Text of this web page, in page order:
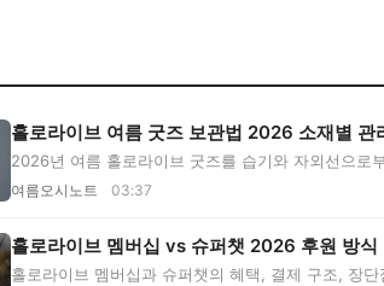
홀로라이브 여름 굿즈 보관법 2026 소재별 관
2026년 여름 홀로라이브 굿즈를 습기와 자외선으로
캔배...
여름오시노트 03:37
홀로라이브 멤버십 vs 슈퍼챗 2026 후원 방식
홀로라이브 멤버십과 슈퍼챗의 혜택, 결제 구조, 장